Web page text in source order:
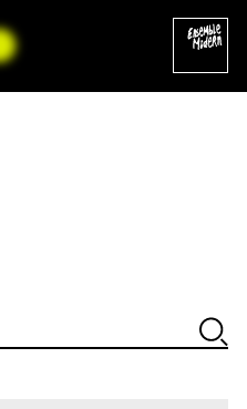
von Rainer Römer) (1984)